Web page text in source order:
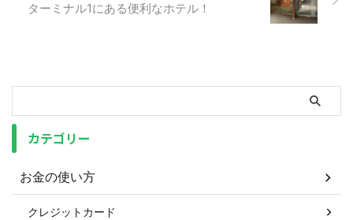
ターミナル1にある便利なホテル！
カテゴリー
お金の使い方
クレジットカード